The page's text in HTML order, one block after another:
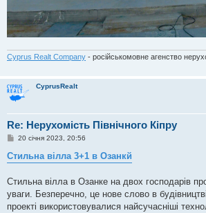
Cyprus Realt Company - російськомовне агенство
CyprusRealt
Re: Нерухомість Північного Кіпру
П
в
і
о
л
е
20 січня 2023, 20:56
Стильна вілла 3+1 в Озанкй
Стильна вілла в Озанке на двох господарів
уваги. Безперечно, це нове слово в
проекті використовувалися найсучасніші